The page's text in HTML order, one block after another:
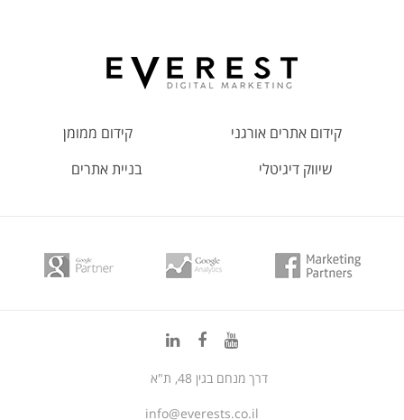
קידום אתרים אורגני
קידום ממומן
שיווק דיגיטלי
בניית אתרים
דרך מנחם בגין 48, ת"א
info@everests.co.il